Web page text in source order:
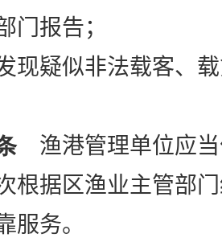
门报告；
现疑似非法载客、
渔港管理单位应当
根据区渔业主管部
服务。